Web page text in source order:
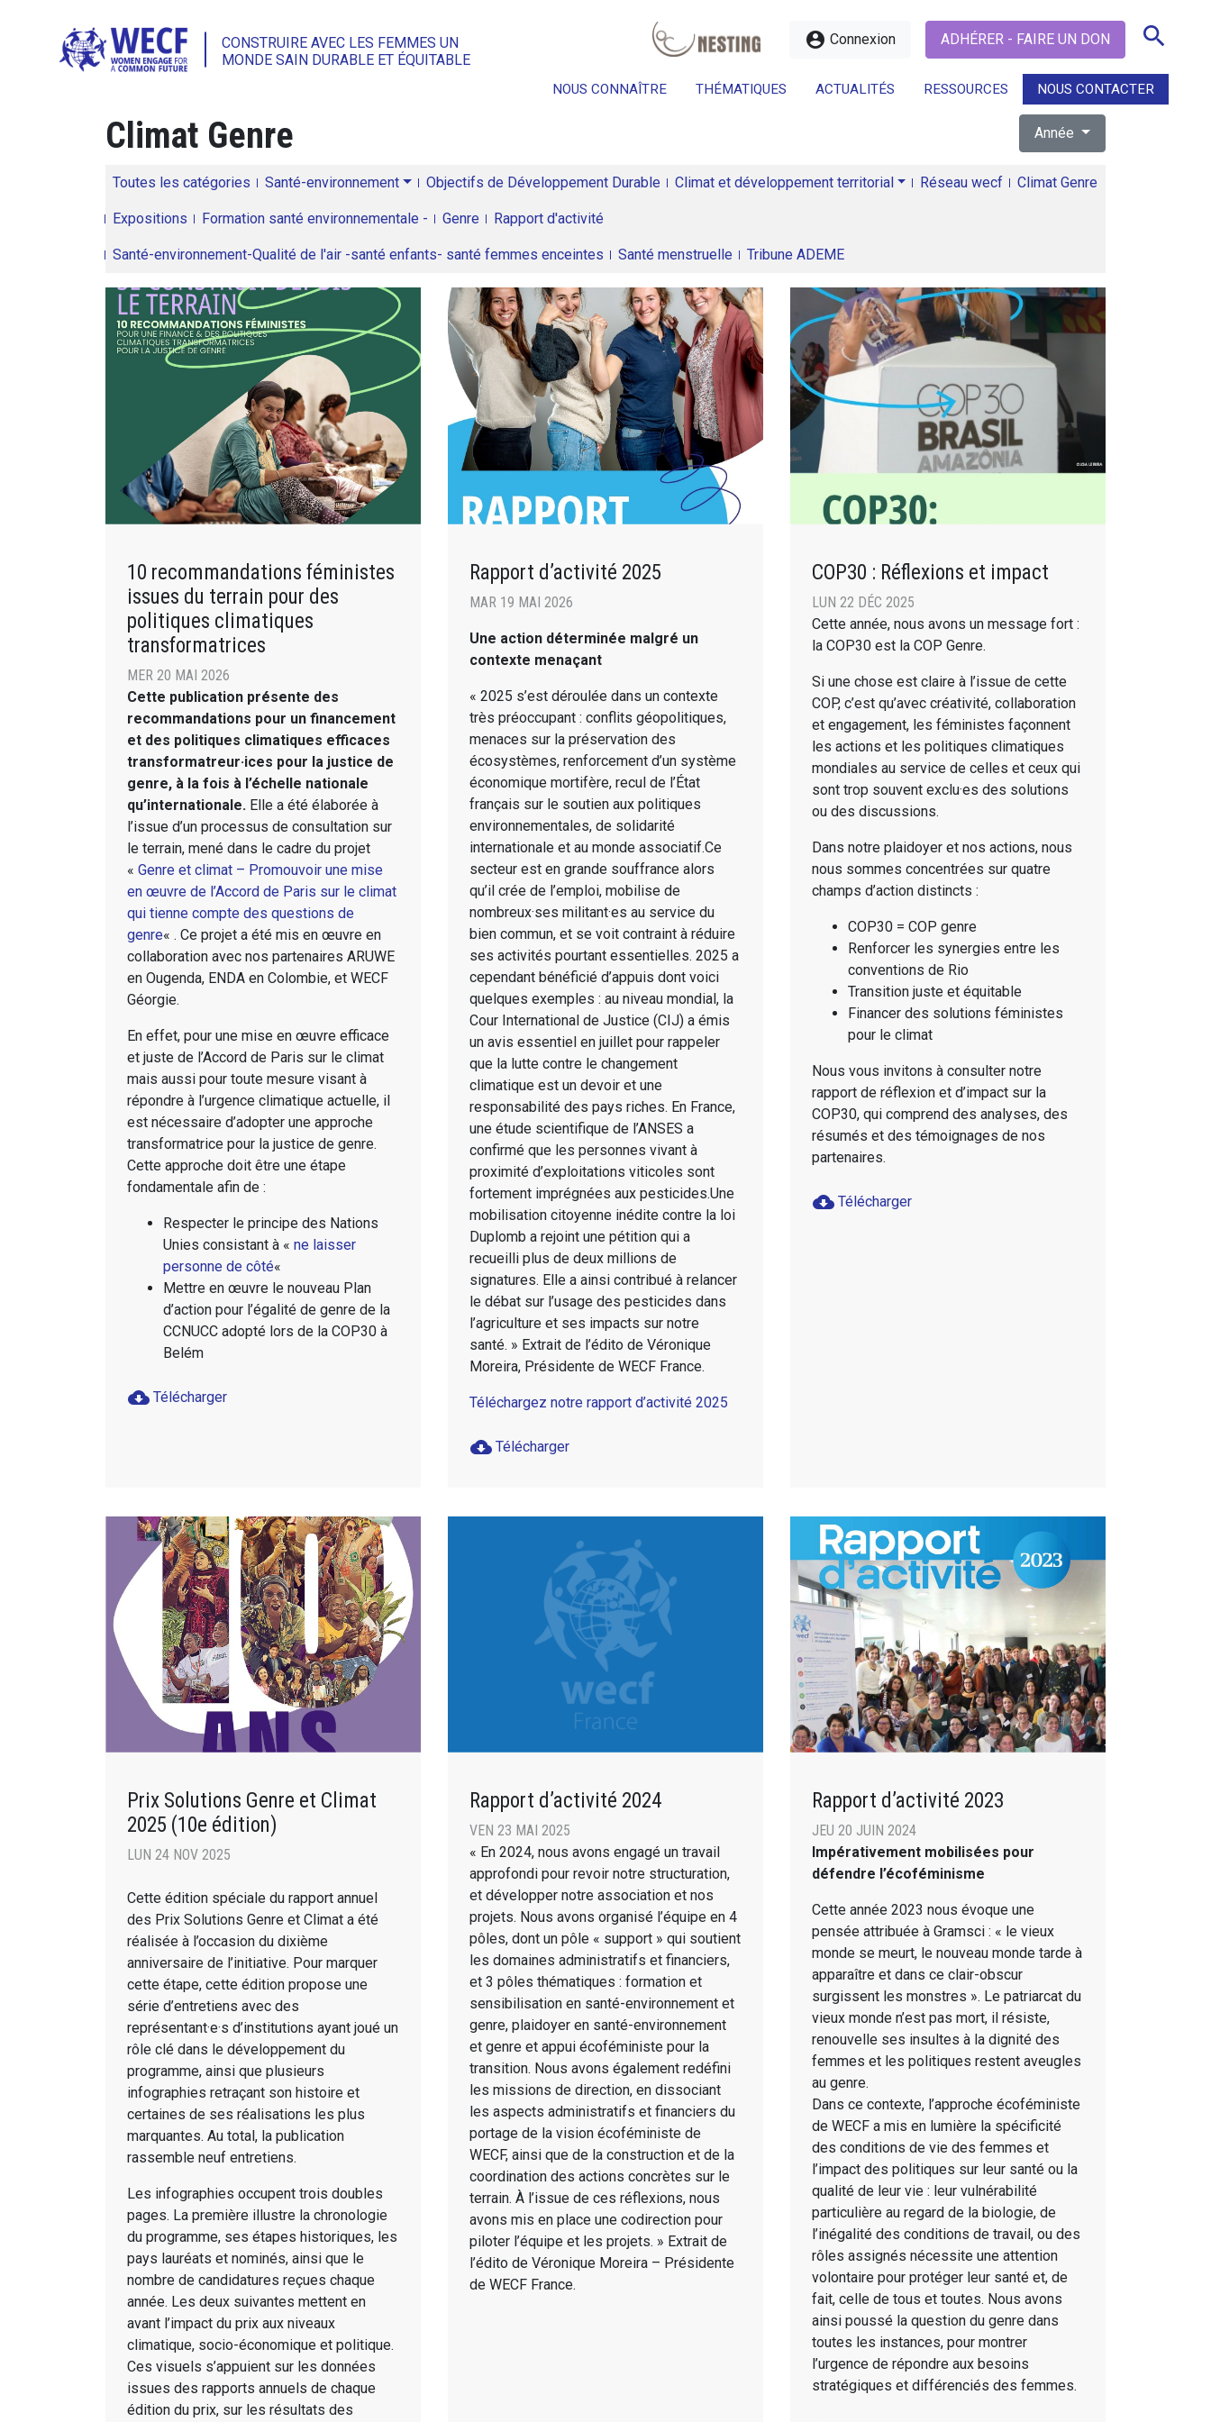
CONSTRUIRE AVEC LES FEMMES UN
MONDE SAIN DURABLE ET ÉQUITABLE
account_circle Connexion ADHÉRER - FAIRE UN DON search
NOUS CONNAÎTRE THÉMATIQUES ACTUALITÉS RESSOURCES NOUS CONTACTER
search
Climat Genre Année
Toutes les catégories Santé-environnement Objectifs de Développement Durable Climat et développement territorial Réseau wecf Climat Genre
Expositions Formation santé environnementale - Genre Rapport d'activité
Santé-environnement-Qualité de l'air -santé enfants- santé femmes enceintes Santé menstruelle Tribune ADEME
10 recommandations féministes
issues du terrain pour des
politiques climatiques
transformatrices
MER 20 MAI 2026
Cette publication présente des
recommandations pour un financement
et des politiques climatiques efficaces
transformatreur·ices pour la justice de
genre, à la fois à l’échelle nationale
qu’internationale. Elle a été élaborée à
l’issue d’un processus de consultation sur
le terrain, mené dans le cadre du projet
« Genre et climat – Promouvoir une mise
en œuvre de l’Accord de Paris sur le climat
qui tienne compte des questions de
genre« . Ce projet a été mis en œuvre en
collaboration avec nos partenaires ARUWE
en Ougenda, ENDA en Colombie, et WECF
Géorgie.
En effet, pour une mise en œuvre efficace
et juste de l’Accord de Paris sur le climat
mais aussi pour toute mesure visant à
répondre à l’urgence climatique actuelle, il
est nécessaire d’adopter une approche
transformatrice pour la justice de genre.
Cette approche doit être une étape
fondamentale afin de :
Respecter le principe des Nations
Unies consistant à « ne laisser
personne de côté«
Mettre en œuvre le nouveau Plan
d’action pour l’égalité de genre de la
CCNUCC adopté lors de la COP30 à
Belém
cloud_download Télécharger
Rapport d’activité 2025
MAR 19 MAI 2026
Une action déterminée malgré un
contexte menaçant
« 2025 s’est déroulée dans un contexte
très préoccupant : conflits géopolitiques,
menaces sur la préservation des
écosystèmes, renforcement d’un système
économique mortifère, recul de l’État
français sur le soutien aux politiques
environnementales, de solidarité
internationale et au monde associatif.Ce
secteur est en grande souffrance alors
qu’il crée de l’emploi, mobilise de
nombreux·ses militant·es au service du
bien commun, et se voit contraint à réduire
ses activités pourtant essentielles. 2025 a
cependant bénéficié d’appuis dont voici
quelques exemples : au niveau mondial, la
Cour International de Justice (CIJ) a émis
un avis essentiel en juillet pour rappeler
que la lutte contre le changement
climatique est un devoir et une
responsabilité des pays riches. En France,
une étude scientifique de l’ANSES a
confirmé que les personnes vivant à
proximité d’exploitations viticoles sont
fortement imprégnées aux pesticides.Une
mobilisation citoyenne inédite contre la loi
Duplomb a rejoint une pétition qui a
recueilli plus de deux millions de
signatures. Elle a ainsi contribué à relancer
le débat sur l’usage des pesticides dans
l’agriculture et ses impacts sur notre
santé. » Extrait de l’édito de Véronique
Moreira, Présidente de WECF France.
Téléchargez notre rapport d’activité 2025
cloud_download Télécharger
COP30 : Réflexions et impact
LUN 22 DÉC 2025
Cette année, nous avons un message fort :
la COP30 est la COP Genre.
Si une chose est claire à l’issue de cette
COP, c’est qu’avec créativité, collaboration
et engagement, les féministes façonnent
les actions et les politiques climatiques
mondiales au service de celles et ceux qui
sont trop souvent exclu·es des solutions
ou des discussions.
Dans notre plaidoyer et nos actions, nous
nous sommes concentrées sur quatre
champs d’action distincts :
COP30 = COP genre
Renforcer les synergies entre les
conventions de Rio
Transition juste et équitable
Financer des solutions féministes
pour le climat
Nous vous invitons à consulter notre
rapport de réflexion et d’impact sur la
COP30, qui comprend des analyses, des
résumés et des témoignages de nos
partenaires.
cloud_download Télécharger
Prix Solutions Genre et Climat
2025 (10e édition)
LUN 24 NOV 2025
Cette édition spéciale du rapport annuel
des Prix Solutions Genre et Climat a été
réalisée à l’occasion du dixième
anniversaire de l’initiative. Pour marquer
cette étape, cette édition propose une
série d’entretiens avec des
représentant·e·s d’institutions ayant joué un
rôle clé dans le développement du
programme, ainsi que plusieurs
infographies retraçant son histoire et
certaines de ses réalisations les plus
marquantes. Au total, la publication
rassemble neuf entretiens.
Les infographies occupent trois doubles
pages. La première illustre la chronologie
du programme, ses étapes historiques, les
pays lauréats et nominés, ainsi que le
nombre de candidatures reçues chaque
année. Les deux suivantes mettent en
avant l’impact du prix aux niveaux
climatique, socio-économique et politique.
Ces visuels s’appuient sur les données
issues des rapports annuels de chaque
édition du prix, sur les résultats des
Rapport d’activité 2024
VEN 23 MAI 2025
« En 2024, nous avons engagé un travail
approfondi pour revoir notre structuration,
et développer notre association et nos
projets. Nous avons organisé l’équipe en 4
pôles, dont un pôle « support » qui soutient
les domaines administratifs et financiers,
et 3 pôles thématiques : formation et
sensibilisation en santé-environnement et
genre, plaidoyer en santé-environnement
et genre et appui écoféministe pour la
transition. Nous avons également redéfini
les missions de direction, en dissociant
les aspects administratifs et financiers du
portage de la vision écoféministe de
WECF, ainsi que de la construction et de la
coordination des actions concrètes sur le
terrain. À l’issue de ces réflexions, nous
avons mis en place une codirection pour
piloter l’équipe et les projets. » Extrait de
l’édito de Véronique Moreira – Présidente
de WECF France.
Rapport d’activité 2023
JEU 20 JUIN 2024
Impérativement mobilisées pour
défendre l’écoféminisme
Cette année 2023 nous évoque une
pensée attribuée à Gramsci : « le vieux
monde se meurt, le nouveau monde tarde à
apparaître et dans ce clair-obscur
surgissent les monstres ». Le patriarcat du
vieux monde n’est pas mort, il résiste,
renouvelle ses insultes à la dignité des
femmes et les politiques restent aveugles
au genre.
Dans ce contexte, l’approche écoféministe
de WECF a mis en lumière la spécificité
des conditions de vie des femmes et
l’impact des politiques sur leur santé ou la
qualité de leur vie : leur vulnérabilité
particulière au regard de la biologie, de
l’inégalité des conditions de travail, ou des
rôles assignés nécessite une attention
volontaire pour protéger leur santé et, de
fait, celle de tous et toutes. Nous avons
ainsi poussé la question du genre dans
toutes les instances, pour montrer
l’urgence de répondre aux besoins
stratégiques et différenciés des femmes.